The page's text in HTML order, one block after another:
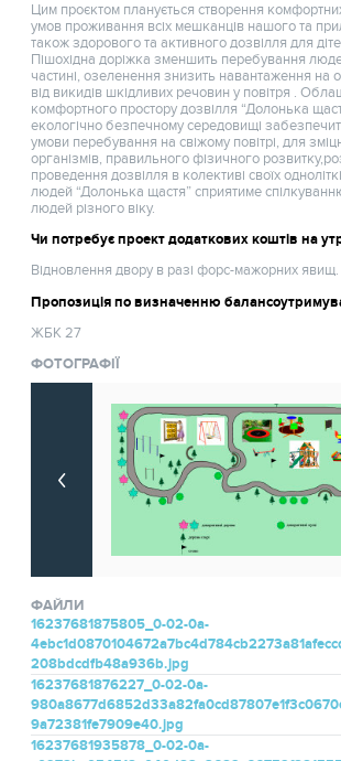
Цим проєктом планується створення
умов проживання всіх мешканців нашого та
також здорового та активного дозвілля для
Пішохідна доріжка зменшить перебування
частині, озеленення знизить навантаження на
від викидів шкідливих речовин у повітря .
комфортного простору дозвілля “Долонька
екологічно безпечному середовищі
умови перебування на свіжому повітрі, для
організмів, правильного фізичного
проведення дозвілля в колективі своїх
людей “Долонька щастя” сприятиме
людей різного віку.
Чи потребує проект додаткових коштів на
Відновлення двору в разі форс-мажорних явищ.
Пропозиція по визначенню
ЖБК 27
ФОТОГРАФІЇ
ФАЙЛИ
16237681875805_0-02-0a-
208bdcdfb48a936b.jpg
16237681876227_0-02-0a-
9a72381fe7909e40.jpg
16237681935878_0-02-0a-